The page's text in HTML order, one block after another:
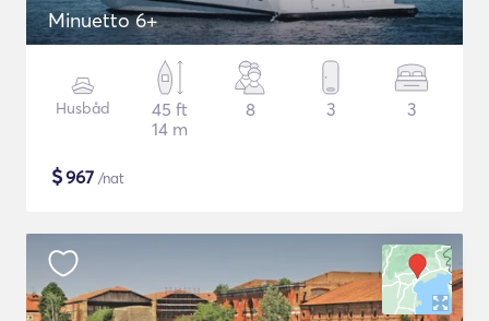
Minuetto 6+
Husbåd
45 ft
14 m
8 3 3
$967 /nat